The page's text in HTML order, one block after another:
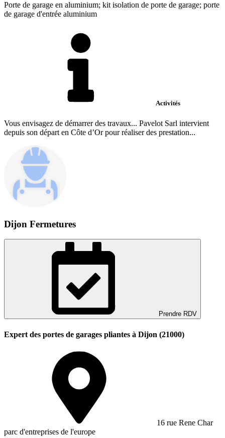
Porte de garage en aluminium; kit isolation de porte de garage; porte
de garage d'entrée aluminium
Activités
Vous envisagez de démarrer des travaux... Pavelot Sarl intervient
depuis son départ en Côte d’Or pour réaliser des prestation...
Dijon Fermetures
Prendre RDV
Expert des portes de garages pliantes à Dijon (21000)
16 rue Rene Char
parc d'entreprises de l'europe